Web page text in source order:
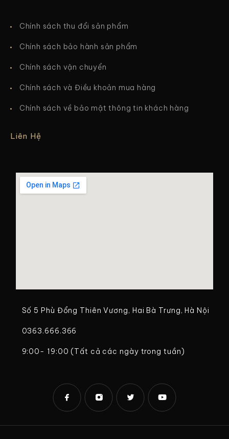
Chính sách thu đổi sản phẩm
Chính sách bảo hành sản phẩm
Chính sách vận chuyển
Chính sách và Điều khoản mua hàng
Chính sách về bảo mật thông tin khách hàng
Liên Hệ
Số 5 Phù Đổng Thiên Vương, Hai Bà Trưng, Hà Nội
0363.666.366
9:00- 19:00 (Tất cả các ngày trong tuần)